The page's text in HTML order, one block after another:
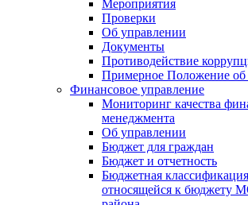
Мероприятия
Проверки
Об управлении
Документы
Противодействие
Примерное Положение об
Финансовое управление
Мониторинг качества
менеджмента
Об управлении
Бюджет для граждан
Бюджет и отчетность
Бюджетная
относящейся к бюджету